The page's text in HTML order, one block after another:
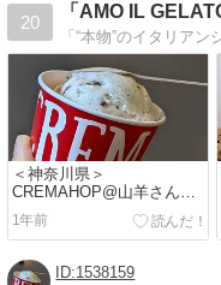
20
「AMO IL
「“本物”のイタリアン
＜神奈川県＞
CREMAHOP@山羊さんチ
ーズ
1年前
1538159